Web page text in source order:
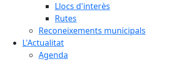
Llocs d'interès
Rutes
Reconeixements municipals
L'Actualitat
Agenda